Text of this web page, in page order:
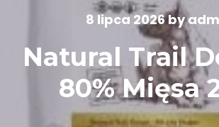
8 lipca 2026by
Natural Trail
80% Mięsa